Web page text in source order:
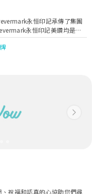
永恒印記承傳了集團
永恒印記美鑽均是天
更為嚴謹的標準，精心挑選而
，有資格成為Forevermark
Next
祝福和認真的心協助您們尋